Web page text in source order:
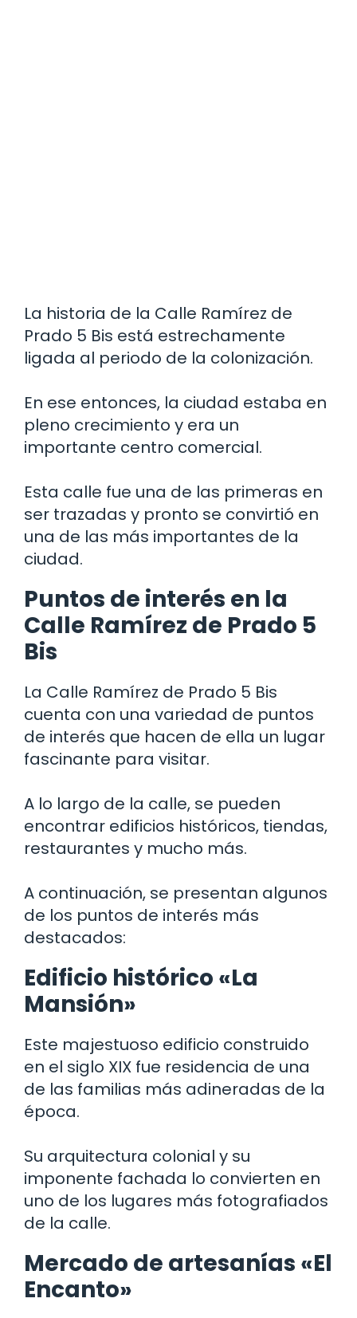
La historia de la Calle Ramírez de
Prado 5 Bis está estrechamente
ligada al periodo de la colonización.
En ese entonces, la ciudad estaba en
pleno crecimiento y era un
importante centro comercial.
Esta calle fue una de las primeras en
ser trazadas y pronto se convirtió en
una de las más importantes de la
ciudad.
Puntos de interés en la
Calle Ramírez de Prado 5
Bis
La Calle Ramírez de Prado 5 Bis
cuenta con una variedad de puntos
de interés que hacen de ella un lugar
fascinante para visitar.
A lo largo de la calle, se pueden
encontrar edificios históricos, tiendas,
restaurantes y mucho más.
A continuación, se presentan algunos
de los puntos de interés más
destacados:
Edificio histórico «La
Mansión»
Este majestuoso edificio construido
en el siglo XIX fue residencia de una
de las familias más adineradas de la
época.
Su arquitectura colonial y su
imponente fachada lo convierten en
uno de los lugares más fotografiados
de la calle.
Mercado de artesanías «El
Encanto»